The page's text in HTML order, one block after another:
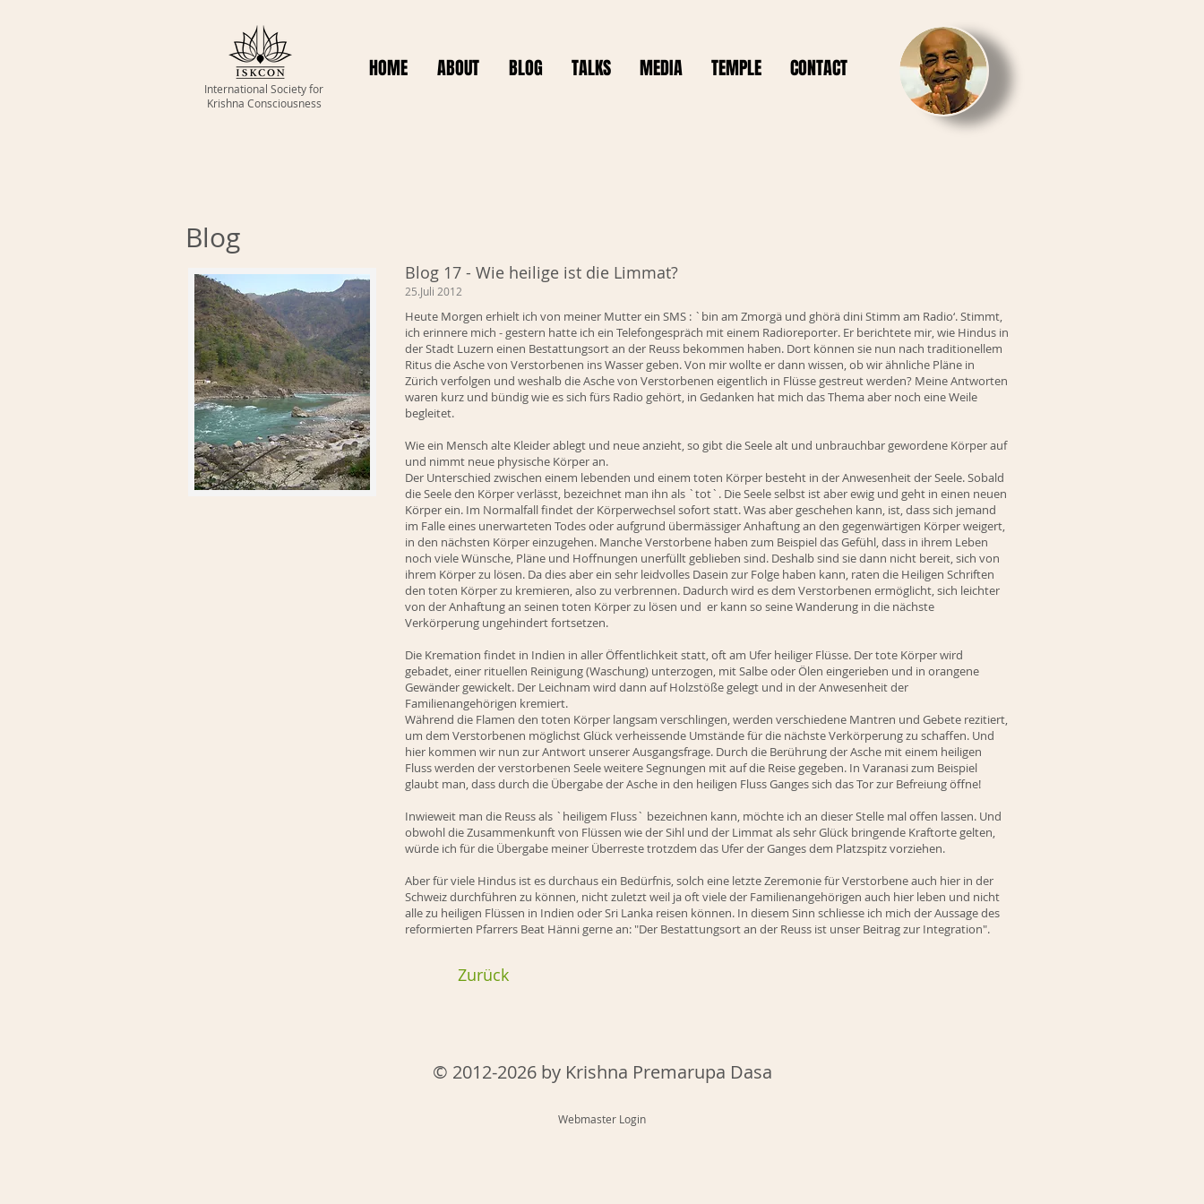
International Society for
Krishna Consciousness
HOME ABOUT BLOG TALKS MEDIA TEMPLE CONTACT
Blog
Blog 17 - Wie heilige ist die Limmat?
25.Juli 2012
Heute Morgen erhielt ich von meiner Mutter ein SMS : `bin am Zmorgä und ghörä dini Stimm am Radio‘. Stimmt,
ich erinnere mich - gestern hatte ich ein Telefongespräch mit einem Radioreporter. Er berichtete mir, wie Hindus in
der Stadt Luzern einen Bestattungsort an der Reuss bekommen haben. Dort können sie nun nach traditionellem
Ritus die Asche von Verstorbenen ins Wasser geben. Von mir wollte er dann wissen, ob wir ähnliche Pläne in
Zürich verfolgen und weshalb die Asche von Verstorbenen eigentlich in Flüsse gestreut werden? Meine Antworten
waren kurz und bündig wie es sich fürs Radio gehört, in Gedanken hat mich das Thema aber noch eine Weile
begleitet.
Wie ein Mensch alte Kleider ablegt und neue anzieht, so gibt die Seele alt und unbrauchbar gewordene Körper auf
und nimmt neue physische Körper an.
Der Unterschied zwischen einem lebenden und einem toten Körper besteht in der Anwesenheit der Seele. Sobald
die Seele den Körper verlässt, bezeichnet man ihn als `tot`. Die Seele selbst ist aber ewig und geht in einen neuen
Körper ein. Im Normalfall findet der Körperwechsel sofort statt. Was aber geschehen kann, ist, dass sich jemand
im Falle eines unerwarteten Todes oder aufgrund übermässiger Anhaftung an den gegenwärtigen Körper weigert,
in den nächsten Körper einzugehen. Manche Verstorbene haben zum Beispiel das Gefühl, dass in ihrem Leben
noch viele Wünsche, Pläne und Hoffnungen unerfüllt geblieben sind. Deshalb sind sie dann nicht bereit, sich von
ihrem Körper zu lösen. Da dies aber ein sehr leidvolles Dasein zur Folge haben kann, raten die Heiligen Schriften
den toten Körper zu kremieren, also zu verbrennen. Dadurch wird es dem Verstorbenen ermöglicht, sich leichter
von der Anhaftung an seinen toten Körper zu lösen und er kann so seine Wanderung in die nächste
Verkörperung ungehindert fortsetzen.
Die Kremation findet in Indien in aller Öffentlichkeit statt, oft am Ufer heiliger Flüsse. Der tote Körper wird
gebadet, einer rituellen Reinigung (Waschung) unterzogen, mit Salbe oder Ölen eingerieben und in orangene
Gewänder gewickelt. Der Leichnam wird dann auf Holzstöße gelegt und in der Anwesenheit der
Familienangehörigen kremiert.
Während die Flamen den toten Körper langsam verschlingen, werden verschiedene Mantren und Gebete rezitiert,
um dem Verstorbenen möglichst Glück verheissende Umstände für die nächste Verkörperung zu schaffen. Und
hier kommen wir nun zur Antwort unserer Ausgangsfrage. Durch die Berührung der Asche mit einem heiligen
Fluss werden der verstorbenen Seele weitere Segnungen mit auf die Reise gegeben. In Varanasi zum Beispiel
glaubt man, dass durch die Übergabe der Asche in den heiligen Fluss Ganges sich das Tor zur Befreiung öffne!
Inwieweit man die Reuss als `heiligem Fluss` bezeichnen kann, möchte ich an dieser Stelle mal offen lassen. Und
obwohl die Zusammenkunft von Flüssen wie der Sihl und der Limmat als sehr Glück bringende Kraftorte gelten,
würde ich für die Übergabe meiner Überreste trotzdem das Ufer der Ganges dem Platzspitz vorziehen.
Aber für viele Hindus ist es durchaus ein Bedürfnis, solch eine letzte Zeremonie für Verstorbene auch hier in der
Schweiz durchführen zu können, nicht zuletzt weil ja oft viele der Familienangehörigen auch hier leben und nicht
alle zu heiligen Flüssen in Indien oder Sri Lanka reisen können. In diesem Sinn schliesse ich mich der Aussage des
reformierten Pfarrers Beat Hänni gerne an: "Der Bestattungsort an der Reuss ist unser Beitrag zur Integration".
Zurück
© 2012-2026 by Krishna Premarupa Dasa
Webmaster Login